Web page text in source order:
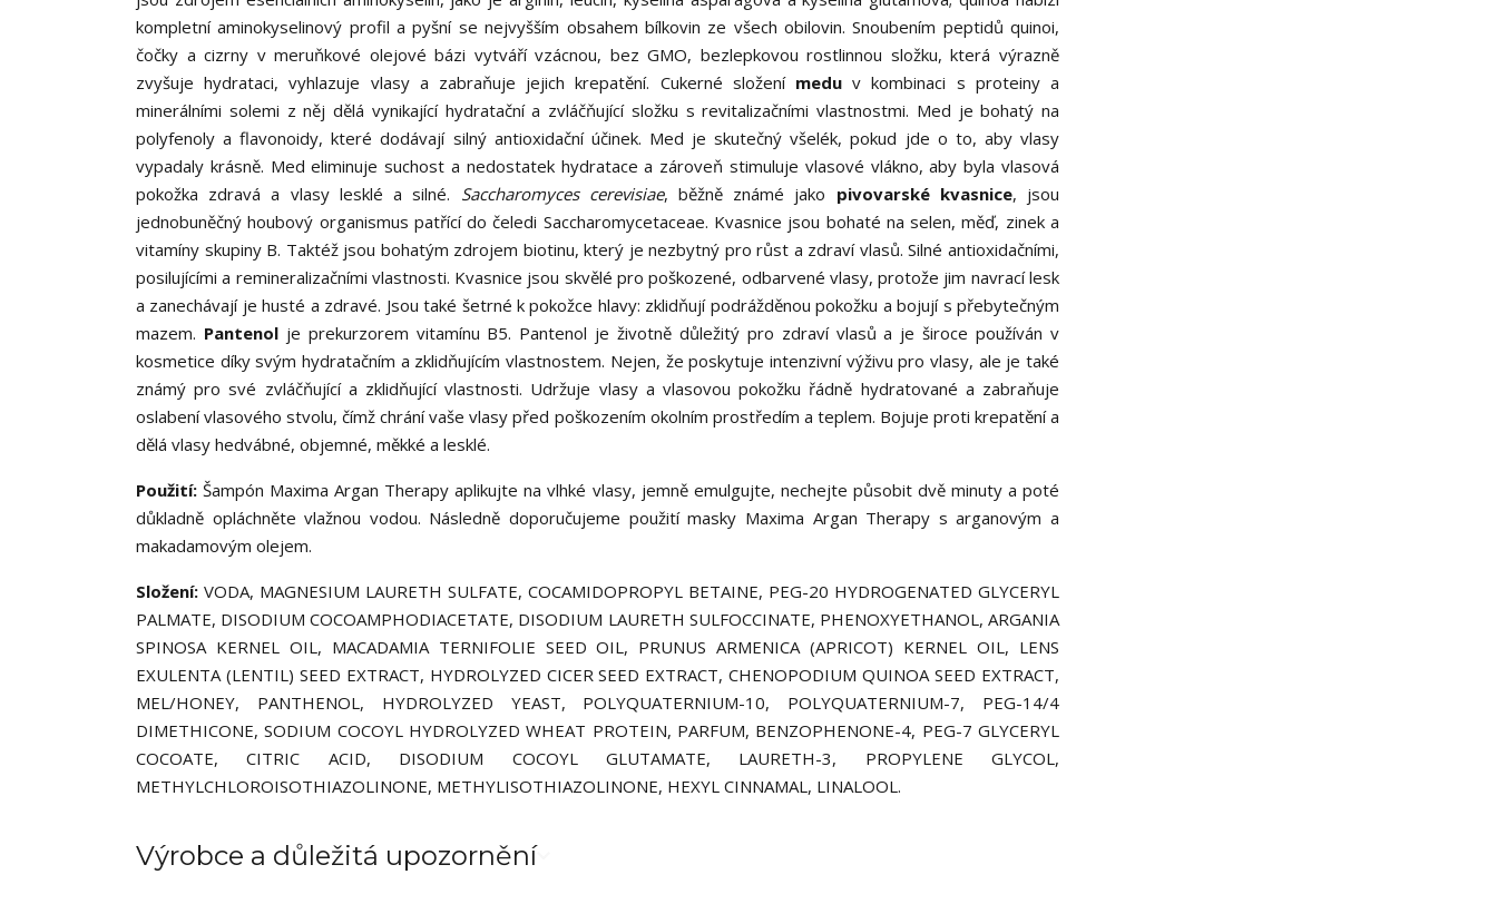
kompletní aminokyselinový profil a pyšní se nejvyšším obsahem bílkovin ze všech obilovin. Snoubením peptidů quinoi,
čočky a cizrny v meruňkové olejové bázi vytváří vzácnou, bez GMO, bezlepkovou rostlinnou složku, která výrazně
zvyšuje hydrataci, vyhlazuje vlasy a zabraňuje jejich krepatění. Cukerné složenímedu v kombinaci s proteiny a
minerálními solemi z něj dělá vynikající hydratační a zvláčňující složku s revitalizačními vlastnostmi. Med je bohatý na
polyfenoly a flavonoidy, které dodávají silný antioxidační účinek. Med je skutečný všelék, pokud jde o to, aby vlasy
vypadaly krásně. Med eliminuje suchost a nedostatek hydratace a zároveň stimuluje vlasové vlákno, aby byla vlasová
pokožka zdravá a vlasy lesklé a silné. Saccharomyces cerevisiae, běžně známé jako pivovarské kvasnice, jsou
jednobuněčný houbový organismus patřící do čeledi Saccharomycetaceae. Kvasnice jsou bohaté na selen, měď, zinek a
vitamíny skupiny B. Taktéž jsou bohatým zdrojem biotinu, který je nezbytný pro růst a zdraví vlasů. Silné antioxidačními,
posilujícími a remineralizačními vlastnosti. Kvasnice jsou skvělé pro poškozené, odbarvené vlasy, protože jim navrací lesk
a zanechávají je husté a zdravé. Jsou také šetrné k pokožce hlavy: zklidňují podrážděnou pokožku a bojují s přebytečným
mazem. Pantenolje prekurzorem vitamínu B5. Pantenol je životně důležitý pro zdraví vlasů a je široce používán v
kosmetice díky svým hydratačním a zklidňujícím vlastnostem. Nejen, že poskytuje intenzivní výživu pro vlasy, ale je také
známý pro své zvláčňující a zklidňující vlastnosti. Udržuje vlasy a vlasovou pokožku řádně hydratované a zabraňuje
oslabení vlasového stvolu, čímž chrání vaše vlasy před poškozením okolním prostředím a teplem. Bojuje proti krepatění a
dělá vlasy hedvábné, objemné, měkké a lesklé.
Použití: Šampón Maxima Argan Therapy aplikujte na vlhké vlasy, jemně emulgujte, nechejte působit dvě minuty a poté
důkladně opláchněte vlažnou vodou. Následně doporučujeme použití masky Maxima Argan Therapy s arganovým a
makadamovým olejem.
Složení: VODA, MAGNESIUM LAURETH SULFATE, COCAMIDOPROPYL BETAINE, PEG-20 HYDROGENATED GLYCERYL
PALMATE, DISODIUM COCOAMPHODIACETATE, DISODIUM LAURETH SULFOCCINATE, PHENOXYETHANOL, ARGANIA
SPINOSA KERNEL OIL, MACADAMIA TERNIFOLIE SEED OIL, PRUNUS ARMENICA (APRICOT) KERNEL OIL, LENS
EXULENTA (LENTIL) SEED EXTRACT, HYDROLYZED CICER SEED EXTRACT, CHENOPODIUM QUINOA SEED EXTRACT,
MEL/HONEY, PANTHENOL, HYDROLYZED YEAST, POLYQUATERNIUM-10, POLYQUATERNIUM-7, PEG-14/4
DIMETHICONE, SODIUM COCOYL HYDROLYZED WHEAT PROTEIN, PARFUM, BENZOPHENONE-4, PEG-7 GLYCERYL
COCOATE, CITRIC ACID, DISODIUM COCOYL GLUTAMATE, LAURETH-3, PROPYLENE GLYCOL,
METHYLCHLOROISOTHIAZOLINONE, METHYLISOTHIAZOLINONE, HEXYL CINNAMAL, LINALOOL.
Výrobce a důležitá upozornění